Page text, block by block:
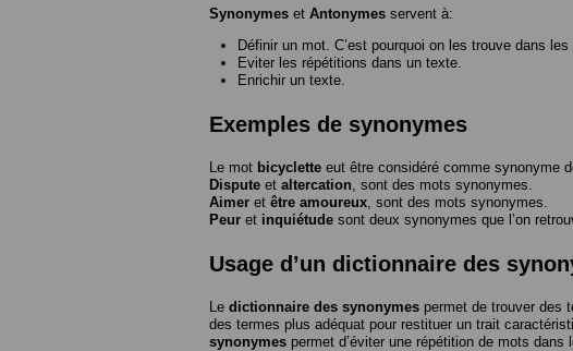
Synonymes et Antonymes servent à:
Définir un mot. C’est pourquoi on les trouve dans
Eviter les répétitions dans un texte.
Enrichir un texte.
Exemples de synonymes
Le mot bicyclette eut être considéré comme synonyme
Dispute et altercation , sont des mots synonymes.
Aimer et être amoureux , sont des mots synonymes.
Peur et inquiétude sont deux synonymes que l’on
Usage d’un dictionnaire des
Le dictionnaire des synonymes permet de trouver des
des termes plus adéquat pour restituer un trait
synonymes permet d’éviter une répétition de mots